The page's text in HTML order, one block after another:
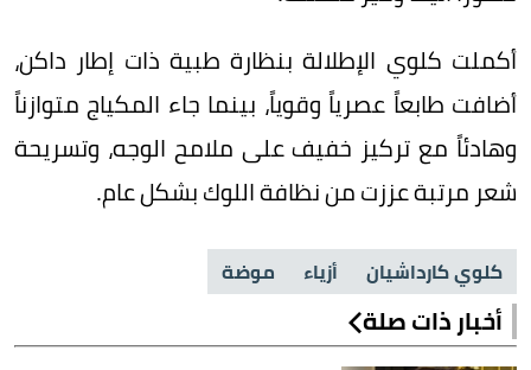
أكملت كلوي الإطلالة بنظارة طبية ذات إطار داكن،
أضافت طابعاً عصرياً وقوياً، بينما جاء المكياج متوازناً
وهادئاً مع تركيز خفيف على ملامح الوجه، وتسريحة
شعر مرتبة عززت من نظافة اللوك بشكل عام.
كلوي كارداشيان أزياء موضة
أخبار ذات صلة